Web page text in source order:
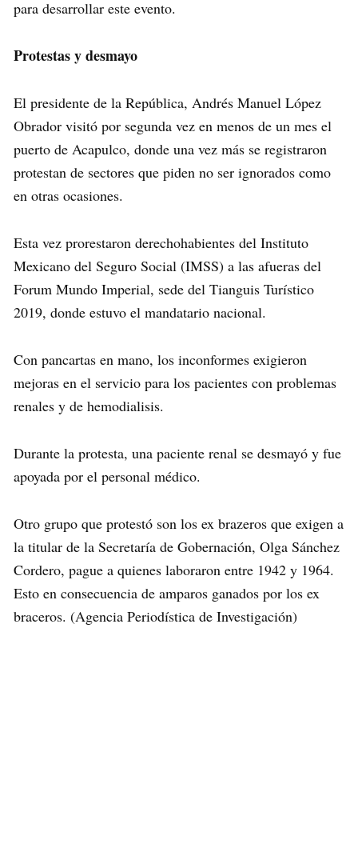
para desarrollar este evento.
Protestas y desmayo
El presidente de la República, Andrés Manuel López
Obrador visitó por segunda vez en menos de un mes el
puerto de Acapulco, donde una vez más se registraron
protestan de sectores que piden no ser ignorados como
en otras ocasiones.
Esta vez prorestaron derechohabientes del Instituto
Mexicano del Seguro Social (IMSS) a las afueras del
Forum Mundo Imperial, sede del Tianguis Turístico
2019, donde estuvo el mandatario nacional.
Con pancartas en mano, los inconformes exigieron
mejoras en el servicio para los pacientes con problemas
renales y de hemodialisis.
Durante la protesta, una paciente renal se desmayó y fue
apoyada por el personal médico.
Otro grupo que protestó son los ex brazeros que exigen a
la titular de la Secretaría de Gobernación, Olga Sánchez
Cordero, pague a quienes laboraron entre 1942 y 1964.
Esto en consecuencia de amparos ganados por los ex
braceros. (Agencia Periodística de Investigación)